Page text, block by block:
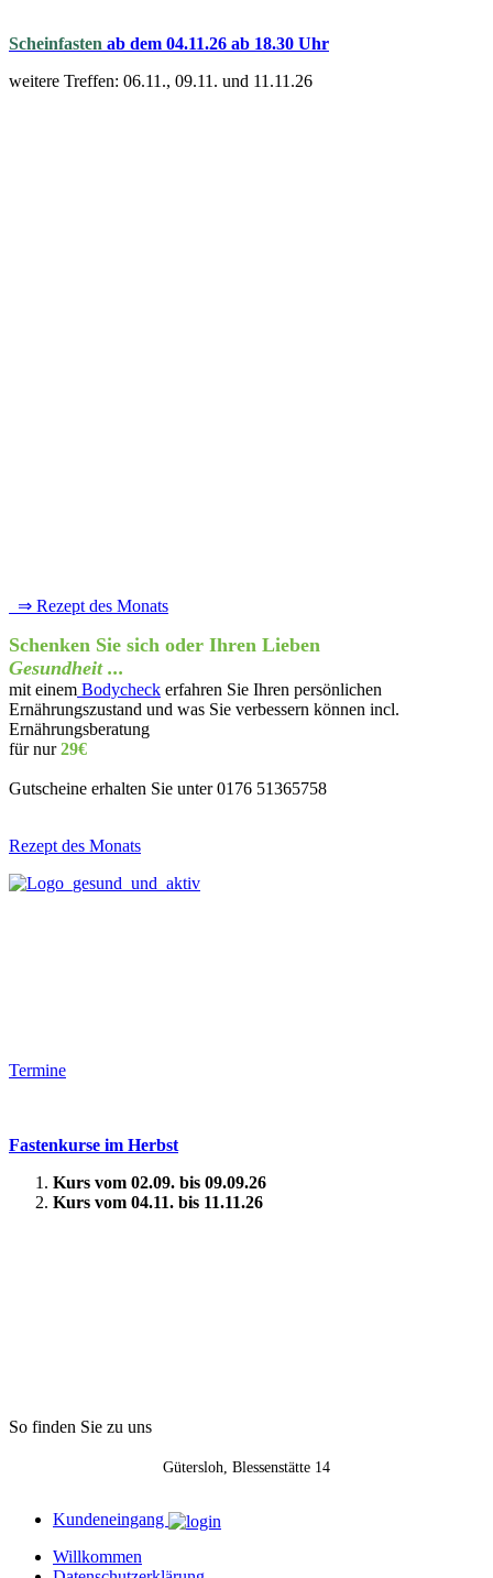
Scheinfasten ab dem 04.11.26 ab 18.30 Uhr
weitere Treffen: 06.11., 09.11. und 11.11.26
⇒ Rezept des Monats
Schenken Sie sich oder Ihren Lieben
Gesundheit ...
mit einem Bodycheck erfahren Sie Ihren persönlichen
Ernährungszustand und was Sie verbessern können incl.
Ernährungsberatung
für nur29€
Gutscheine erhalten Sie unter 0176 51365758
Rezept des Monats
Termine
Fastenkurse im Herbst
Kurs vom 02.09. bis 09.09.26
Kurs vom 04.11. bis 11.11.26
So finden Sie zu uns
Gütersloh, Blessenstätte 14
Kundeneingang
Willkommen